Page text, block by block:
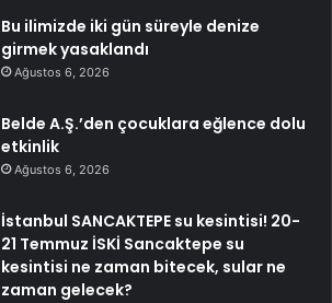
Bu ilimizde iki gün süreyle denize
girmek yasaklandı
Ağustos 6, 2026
Belde A.Ş.’den çocuklara eğlence dolu
etkinlik
Ağustos 6, 2026
İstanbul SANCAKTEPE su kesintisi! 20-
21 Temmuz İSKİ Sancaktepe su
kesintisi ne zaman bitecek, sular ne
zaman gelecek?